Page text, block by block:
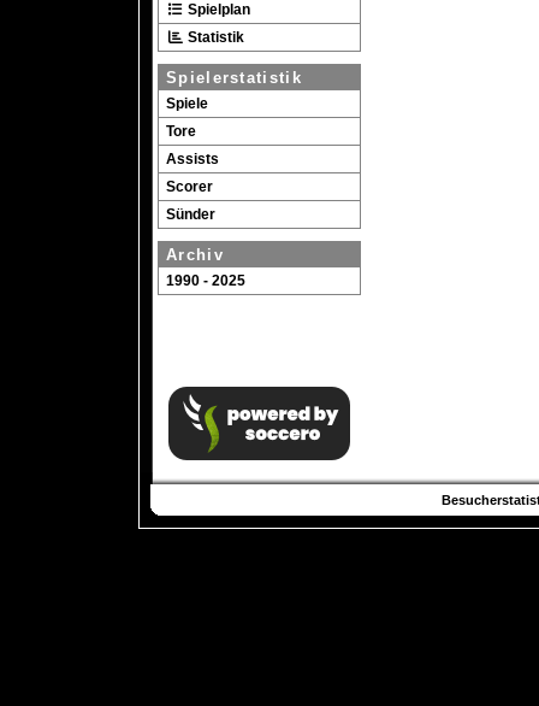
Spielplan
Statistik
Spielerstatistik
Spiele
Tore
Assists
Scorer
Sünder
Archiv
1990 - 2025